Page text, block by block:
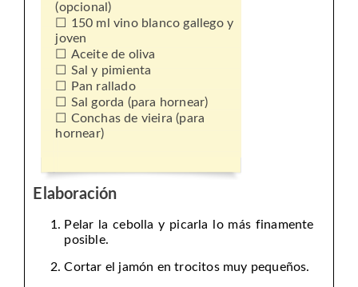
(opcional)
150 ml vino blanco gallego y
joven
Aceite de oliva
Sal y pimienta
Pan rallado
Sal gorda (para hornear)
Conchas de vieira (para
hornear)
Elaboración
Pelar la cebolla y picarla lo más finamente
posible.
Cortar el jamón en trocitos muy pequeños.